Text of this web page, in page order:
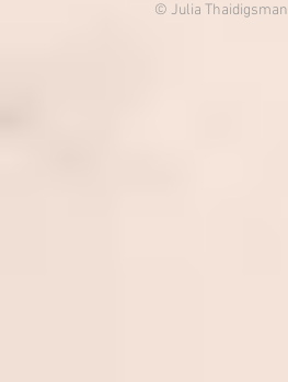
© Julia